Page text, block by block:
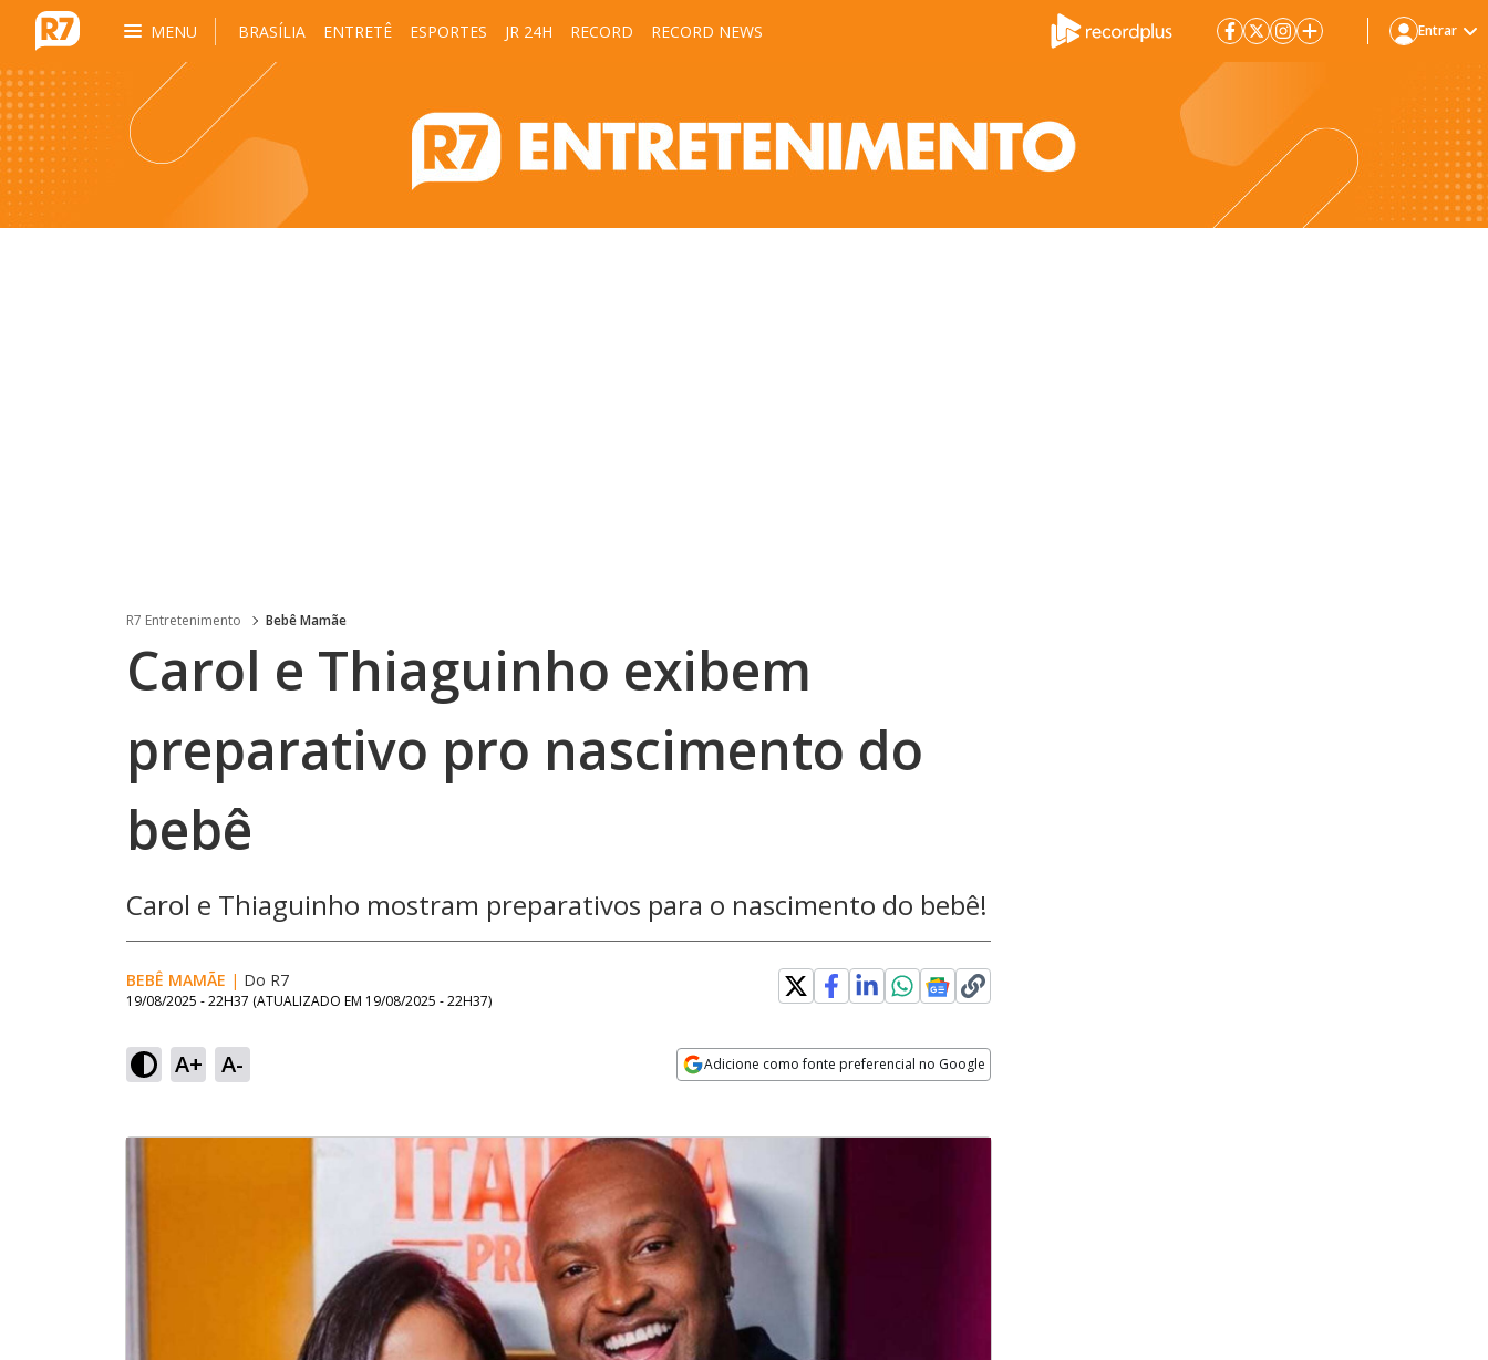
MENU BRASÍLIA ENTRETÊ ESPORTES JR 24H RECORD RECORD NEWS Entrar
R7 Entretenimento Bebê Mamãe
Carol e Thiaguinho exibem
preparativo pro nascimento do
bebê
Carol e Thiaguinho mostram preparativos para o nascimento do bebê!
BEBÊ MAMÃE | Do R7
19/08/2025 - 22H37 (ATUALIZADO EM 19/08/2025 - 22H37)
A+ A- Adicione como fonte preferencial no Google